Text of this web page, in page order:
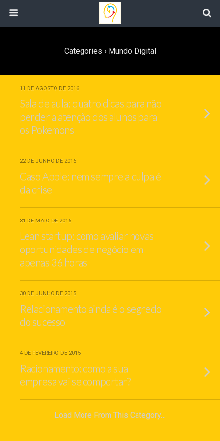
Categories › Mundo Digital
11 DE AGOSTO DE 2016
Sala de aula: quatro dicas para não
perder a atenção dos alunos para
os Pokemons
22 DE JUNHO DE 2016
Caso Apple: nem sempre a culpa é
da crise
31 DE MAIO DE 2016
Lean startup: como avaliar novas
oportunidades de negócio em
apenas 36 horas
30 DE JUNHO DE 2015
Relacionamento ainda é o segredo
do sucesso
4 DE FEVEREIRO DE 2015
Racionamento: como a sua
empresa vai se comportar?
Load More From This Category…